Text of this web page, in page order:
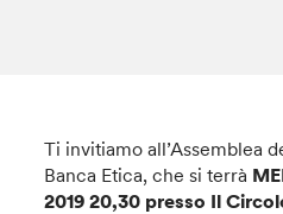
Ti invitiamo all’Assemblea
Banca Etica, che si terrà
2019 20,30 presso Il